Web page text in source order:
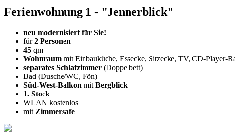
Ferienwohnung 1 - "Jennerblick"
neu modernisiert für Sie!
für2 Personen
45 qm
Wohnraum mit Einbauküche, Essecke, Sitzecke, TV, CD-Player-
separates Schlafzimmer (Doppelbett)
Bad (Dusche/WC, Fön)
Süd-West-Balkon mit Bergblick
1. Stock
WLAN kostenlos
mit Zimmersafe